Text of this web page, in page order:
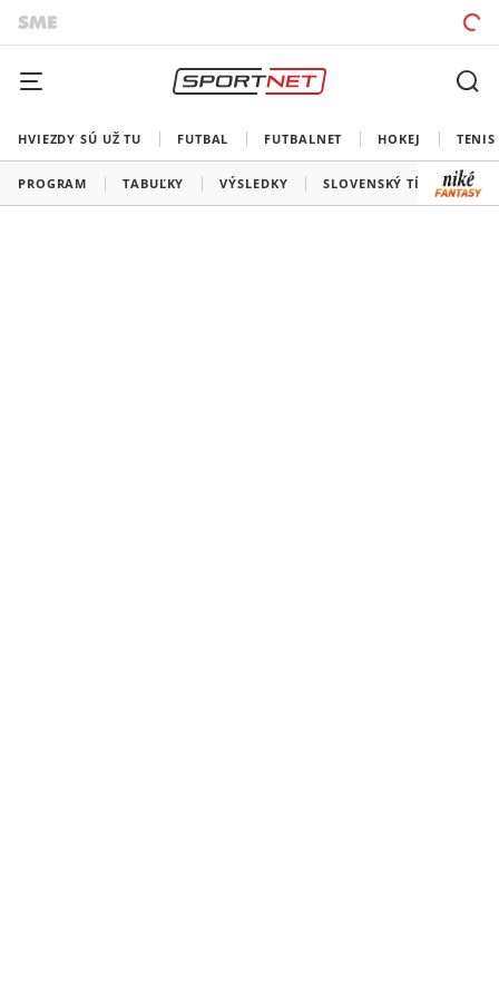
HVIEZDY SÚ UŽ TU FUTBAL FUTBALNET HOKEJ TENIS
PROGRAM TABUĽKY VÝSLEDKY SLOVENSKÝ TÍM